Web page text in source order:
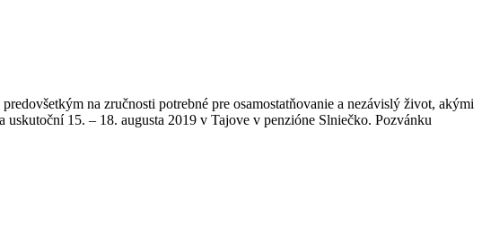
na zručnosti potrebné pre osamostatňovanie a nezávislý život, akými
15. – 18. augusta 2019 v Tajove v penzióne Slniečko. Pozvánku